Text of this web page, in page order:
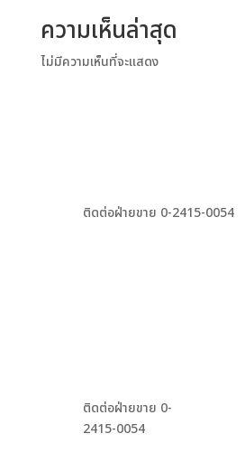
ความเห็นล่าสุด
ไม่มีความเห็นที่จะแสดง
ติดต่อฝ่ายขาย 0-2415-0054
ติดต่อฝ่ายขาย 0-
2415-0054